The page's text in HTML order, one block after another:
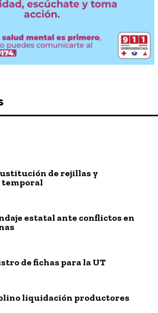
de rejillas y
temporal
estatal ante conflictos en
de fichas para la UT
liquidación productores